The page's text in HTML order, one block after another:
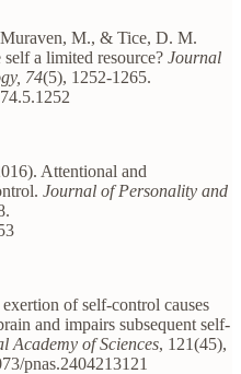
M., & Tice, D. M.
a limited resource? Journal
74(5), 1252-1265.
Attentional and
Journal of Personality and
of self-control causes
and impairs subsequent self-
Academy of Sciences, 121(45),
pnas.2404213121